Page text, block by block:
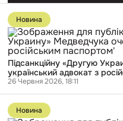
Перейти
до
публікації
Підсанкційну
«Другую
Украину»
Медведчука
очолює
український
адвокат
російським
Новина
Підсанкційну «Другую
український адвокат з
26 Червня 2026, 18:11
Перейти
до
публікації
Новина